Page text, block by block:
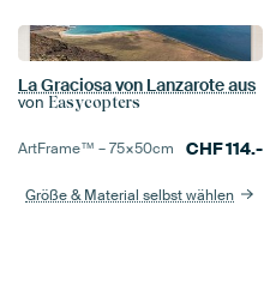
La Graciosa von Lanzarote aus
von Easycopters
ArtFrame™ –75×50cm CHF114.-
Größe & Material selbst wählen